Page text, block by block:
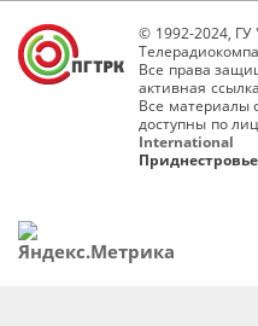
© 1992-2024, ГУ
Все права
активная
Все материалы
доступны по
International